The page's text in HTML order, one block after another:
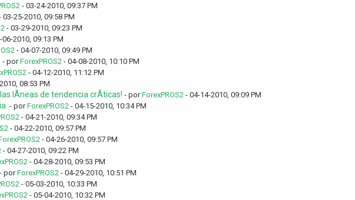
- 03-24-2010, 09:37 PM
25-2010, 09:58 PM
- 03-29-2010, 09:23 PM
2010, 09:13 PM
- 04-07-2010, 09:49 PM
- porForexPROS2- 04-08-2010, 10:10 PM
- 04-12-2010, 11:12 PM
08:53 PM
lÃ­neas de tendencia crÃ­ticas! - porForexPROS2- 04-14-2010, 09:09 PM
- porForexPROS2- 04-15-2010, 10:34 PM
- 04-21-2010, 09:34 PM
- 04-22-2010, 09:57 PM
- 04-26-2010, 09:57 PM
- 04-27-2010, 09:22 PM
- 04-28-2010, 09:53 PM
- porForexPROS2- 04-29-2010, 10:51 PM
- 05-03-2010, 10:33 PM
- 05-04-2010, 10:32 PM